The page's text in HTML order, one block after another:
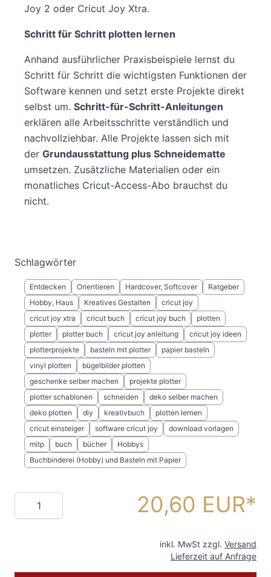
Joy 2 oder Cricut Joy Xtra.
Schritt für Schritt plotten lernen
Anhand ausführlicher Praxisbeispiele lernst du
Schritt für Schritt die wichtigsten Funktionen der
Software kennen und setzt erste Projekte direkt
selbst um. Schritt-für-Schritt-Anleitungen
erklären alle Arbeitsschritte verständlich und
nachvollziehbar. Alle Projekte lassen sich mit
der Grundausstattung plus Schneidematte
umsetzen. Zusätzliche Materialien oder ein
monatliches Cricut-Access-Abo brauchst du
nicht.
Schlagwörter
Entdecken Orientieren Hardcover, Softcover
Ratgeber
Hobby, Haus
Kreatives Gestalten
cricut joy
cricut joy xtra
cricut buch cricut joy buch
plotten
plotter
plotter buch cricut joy anleitung
cricut joy ideen
plotterprojekte
basteln mit plotter
papier basteln
vinyl plotten
bügelbilder plotten
geschenke selber machen
projekte plotter
plotter schablonen
schneiden
deko selber machen
deko plotten
diy kreativbuch
plotten lernen
cricut einsteiger
software cricut joy
download vorlagen
mitp
buch bücher
Hobbys
Buchbinderei (Hobby) und Basteln mit Papier
Menge 20,60 EUR
inkl. MwSt zzgl. Versand
Lieferzeit auf Anfrage